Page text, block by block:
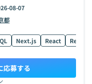
08-07
都
Next.js React React
応募する